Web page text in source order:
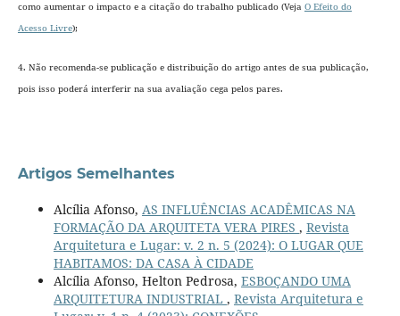
como aumentar o impacto e a citação do trabalho publicado (Veja O Efeito do
Acesso Livre);
4. Não recomenda-se publicação e distribuição do artigo antes de sua publicação,
pois isso poderá interferir na sua avaliação cega pelos pares.
Artigos Semelhantes
Alcília Afonso, AS INFLUÊNCIAS ACADÊMICAS NA
FORMAÇÃO DA ARQUITETA VERA PIRES , Revista
Arquitetura e Lugar: v. 2 n. 5 (2024): O LUGAR QUE
HABITAMOS: DA CASA À CIDADE
Alcília Afonso, Helton Pedrosa, ESBOÇANDO UMA
ARQUITETURA INDUSTRIAL , Revista Arquitetura e